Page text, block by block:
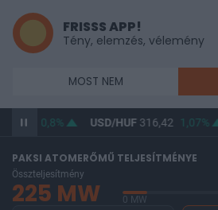
FRISSS APP!
Tény, elemzés, vélemény
MOST NEM
0,8% USD/HUF316,42 1,07%
PAKSI ATOMERŐMŰ TELJESÍTMÉNYE
Összteljesítmény
225 MW 0 MW